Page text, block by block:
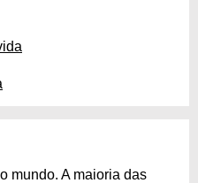
mundo. A maioria das